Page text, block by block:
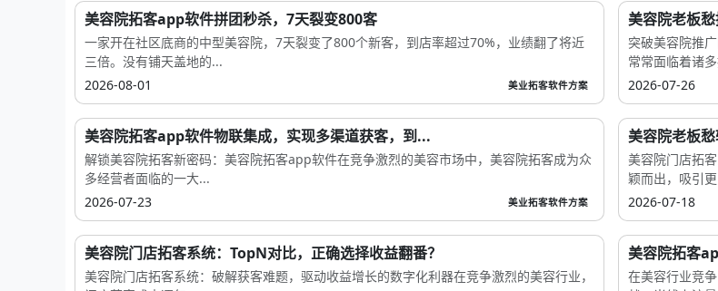
美容院拓客app软件拼团秒杀，7天裂变800客
一家开在社区底商的中型美容院，7天裂变了800个新客，到店率超过70%，业绩翻了将近
三倍。没有铺天盖地的...
2026-08-01
美业拓客软件方案
美容院老板
突破美容院推
常常面临着诸
2026-07-26
美容院拓客app软件物联集成，实现多渠道获客，到...
解锁美容院拓客新密码：美容院拓客app软件在竞争激烈的美容市场中，美容院拓客成为众
多经营者面临的一大...
2026-07-23
美业拓客软件方案
美容院老板
美容院门店拓
颖而出，吸引
2026-07-18
美容院门店拓客系统：TopN对比，正确选择收益翻番？
美容院门店拓客系统：破解获客难题，驱动收益增长的数字化利器在竞争激烈的美容行业，
美容院拓客
在美容行业竞